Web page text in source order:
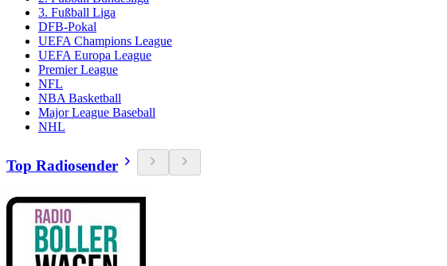
3. Fußball Liga
DFB-Pokal
UEFA Champions League
UEFA Europa League
Premier League
NFL
NBA Basketball
Major League Baseball
NHL
Top Radiosender